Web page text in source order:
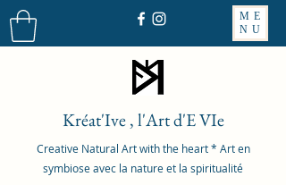
ME
NU
Kréat'Ive , l'Art d'E VIe
Creative Natural Art with the heart * Art en
symbiose avec la nature et la spiritualité